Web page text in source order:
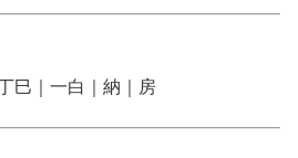
丁巳｜一白｜納｜房